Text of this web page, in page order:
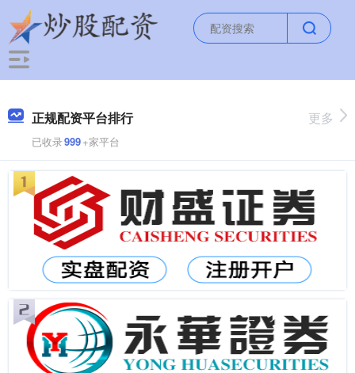
正规配资平台排行
已收录999+家平台
更多